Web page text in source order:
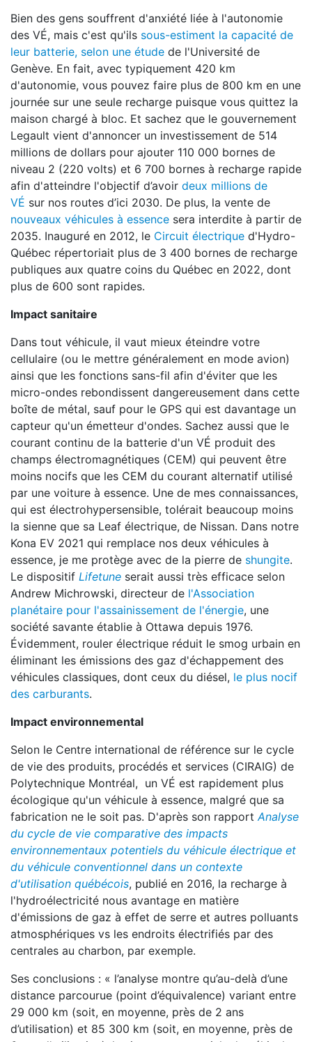
Bien des gens souffrent d'anxiété liée à l'autonomie
des VÉ, mais c'est qu'ils sous-estiment la capacité de
leur batterie, selon une étude de l'Université de
Genève. En fait, avec typiquement 420 km
d'autonomie, vous pouvez faire plus de 800 km en une
journée sur une seule recharge puisque vous quittez la
maison chargé à bloc. Et sachez que le gouvernement
Legault vient d'annoncer un investissement de 514
millions de dollars pour ajouter 110 000 bornes de
niveau 2 (220 volts) et 6 700 bornes à recharge rapide
afin d'atteindre l'objectif d’avoir deux millions de
VÉ sur nos routes d’ici 2030. De plus, la vente de
nouveaux véhicules à essence sera interdite à partir de
2035. Inauguré en 2012, le Circuit électrique d'Hydro-
Québec répertoriait plus de 3 400 bornes de recharge
publiques aux quatre coins du Québec en 2022, dont
plus de 600 sont rapides.
Impact sanitaire
Dans tout véhicule, il vaut mieux éteindre votre
cellulaire (ou le mettre généralement en mode avion)
ainsi que les fonctions sans-fil afin d'éviter que les
micro-ondes rebondissent dangereusement dans cette
boîte de métal, sauf pour le GPS qui est davantage un
capteur qu'un émetteur d'ondes. Sachez aussi que le
courant continu de la batterie d'un VÉ produit des
champs électromagnétiques (CEM) qui peuvent être
moins nocifs que les CEM du courant alternatif utilisé
par une voiture à essence. Une de mes connaissances,
qui est électrohypersensible, tolérait beaucoup moins
la sienne que sa Leaf électrique, de Nissan. Dans notre
Kona EV 2021 qui remplace nos deux véhicules à
essence, je me protège avec de la pierre de shungite.
Le dispositif Lifetune serait aussi très efficace selon
Andrew Michrowski, directeur de l'Association
planétaire pour l'assainissement de l'énergie, une
société savante établie à Ottawa depuis 1976.
Évidemment, rouler électrique réduit le smog urbain en
éliminant les émissions des gaz d'échappement des
véhicules classiques, dont ceux du diésel, le plus nocif
des carburants.
Impact environnemental
Selon le Centre international de référence sur le cycle
de vie des produits, procédés et services (CIRAIG) de
Polytechnique Montréal, un VÉ est rapidement plus
écologique qu'un véhicule à essence, malgré que sa
fabrication ne le soit pas. D'après son rapportAnalyse
du cycle de vie comparative des impacts
environnementaux potentiels du véhicule électrique et
du véhicule conventionnel dans un contexte
d'utilisation québécois, publié en 2016, la recharge à
l'hydroélectricité nous avantage en matière
d'émissions de gaz à effet de serre et autres polluants
atmosphériques vs les endroits électrifiés par des
centrales au charbon, par exemple.
Ses conclusions : « l’analyse montre qu’au-delà d’une
distance parcourue (point d’équivalence) variant entre
29 000 km (soit, en moyenne, près de 2 ans
d’utilisation) et 85 300 km (soit, en moyenne, près de